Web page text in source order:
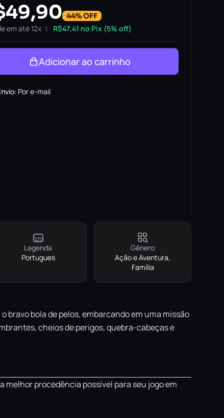
49,90 44% OFF
em até 12x R$47,41 no Pix (5% off)
Adicionar ao carrinho
: Por e-mail
Legenda
Portugues
Gênero
Ação e Aventura,
Família
o bravo bola de pelos, embarcando em uma missão
cheios de perigos, quebra-cabeças e
melhor procedência possível para seu jogo em